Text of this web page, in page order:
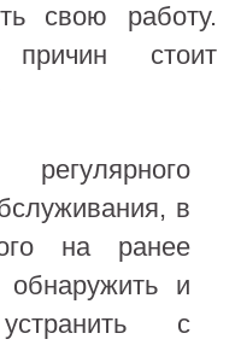
свою работу.
стоит
в
на ранее
и
с